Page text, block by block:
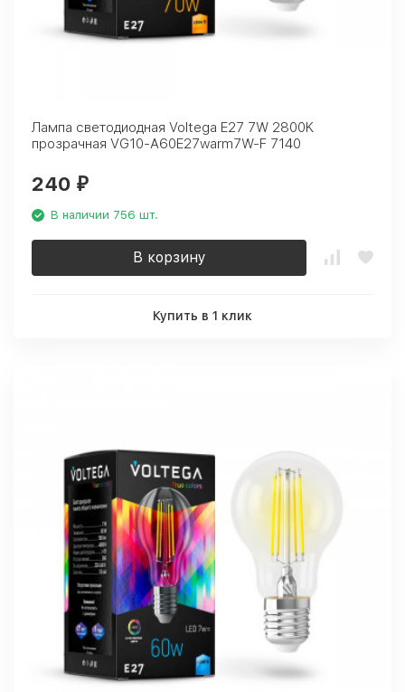
Лампа светодиодная Voltega E27 7W 2800K
прозрачная VG10-A60E27warm7W-F 7140
240 ₽
В наличии 756 шт.
В корзину
Купить в 1 клик